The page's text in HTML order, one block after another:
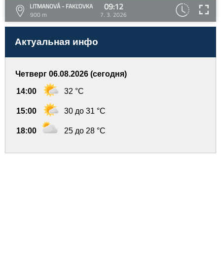
LITMANOVÁ - FAKĽOVKA
900 m
09:12
7. 3. 2026
Актуальная инфо
Четверг 06.08.2026 (сегодня)
14:00 32 °C
15:00 30 до 31 °C
18:00 25 до 28 °C